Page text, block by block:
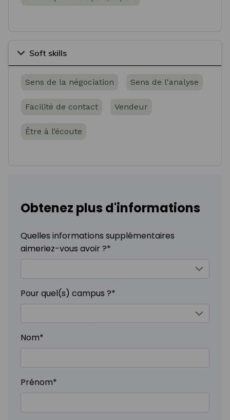
Soft skills
Sens de la négociation Sens de l'analyse
Facilité de contact Vendeur
Être à l’écoute
Obtenez plus d'informations
Quelles informations supplémentaires
aimeriez-vous avoir ?*
Pour quel(s) campus ?*
Nom*
Prénom*